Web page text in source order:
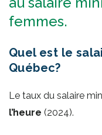
femmes.
Quel est le
Québec?
Le taux du salaire
l’heure (2024).